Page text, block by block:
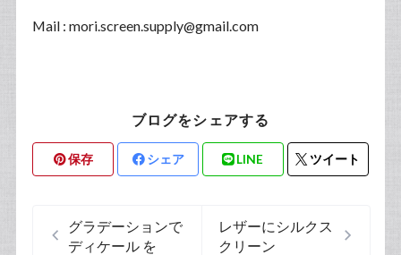
Mail :mori.screen.supply@gmail.com
ブログをシェアする
保存 シェア LINE ツイート
グラデーションで
ディケール を
レザーにシルクス
クリーン